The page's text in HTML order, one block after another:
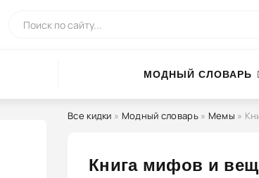
МОДНЫЙ СЛОВАРЬ
Все кидки » Модный словарь» Мемы »
Книга мифов и